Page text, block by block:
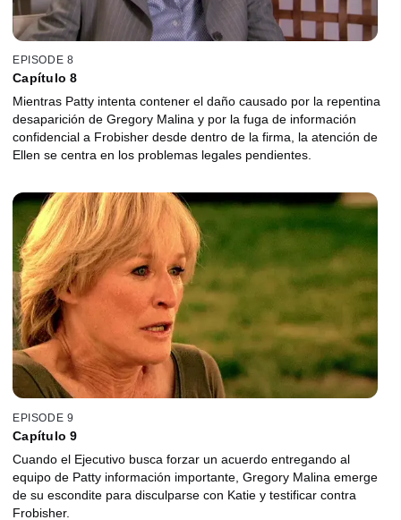
EPISODE 8
Capítulo 8
Mientras Patty intenta contener el daño causado por la repentina
desaparición de Gregory Malina y por la fuga de información
confidencial a Frobisher desde dentro de la firma, la atención de
Ellen se centra en los problemas legales pendientes.
EPISODE 9
Capítulo 9
Cuando el Ejecutivo busca forzar un acuerdo entregando al
equipo de Patty información importante, Gregory Malina emerge
de su escondite para disculparse con Katie y testificar contra
Frobisher.